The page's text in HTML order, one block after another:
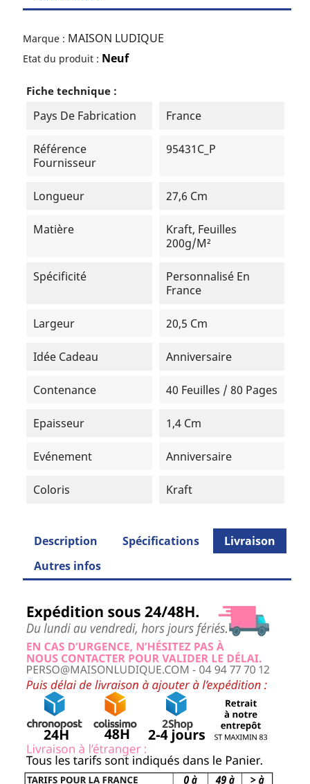
Marque : MAISON LUDIQUE
Etat du produit : Neuf
Fiche technique :
Pays De Fabrication France
Référence
Fournisseur
95431C_P
Longueur 27,6 Cm
Matière
Kraft, Feuilles
200g/m²
Spécificité
Personnalisé En
France
Largeur 20,5 Cm
Idée Cadeau Anniversaire
Contenance 40 Feuilles / 80 Pages
Epaisseur 1,4 Cm
Evénement Anniversaire
Coloris Kraft
Description Spécifications
Livraison
Autres infos